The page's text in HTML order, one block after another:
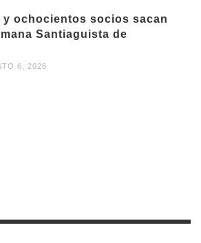
ochocientos socios sacan
Santiaguista de
6, 2026